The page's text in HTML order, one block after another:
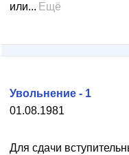
или... Ещё
01.08.1981
Увольнение - 1
Для сдачи